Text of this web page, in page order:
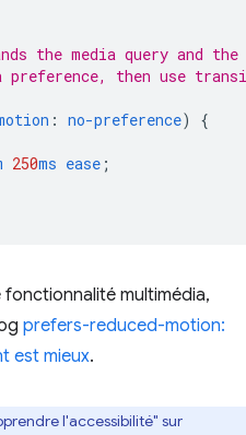
the media query and the
preference, then use
: no-preference)
{
250ms ease ;
multimédia,
prefers-reduced-motion:
est mieux.
l'accessibilité" sur